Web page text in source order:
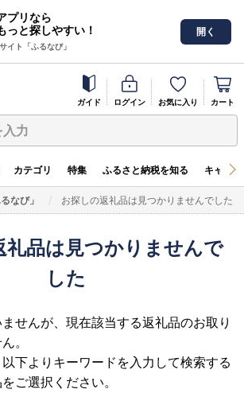
プリなら
っと探しやすい！
イト「ふるなび」
開く
ガイド ログイン お気に入り カート
力
カテゴリ 特集 ふるさと納税を知る キャン
なび」 お探しの返礼品は見つかりませんでした
礼品は見つかりませんで
した
せんが、現在該当する返礼品のお取り
。
下よりキーワードを入力して検索する
ご選択ください。